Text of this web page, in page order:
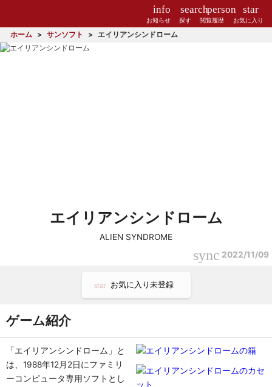
info
お知らせ
search
探す
person
閲覧履歴
star
お気に入り
ホーム サンソフト エイリアンシンドローム
エイリアンシンドローム
ALIEN SYNDROME
sync 2022/11/09
star お気に入り未登録
ゲーム紹介
「エイリアンシンドローム」と
は、1988年12月2日にファミリ
ーコンピュータ専用ソフトとし